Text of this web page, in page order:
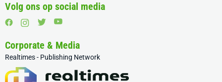
Volg ons op social media
Corporate & Media
Realtimes - Publishing Network